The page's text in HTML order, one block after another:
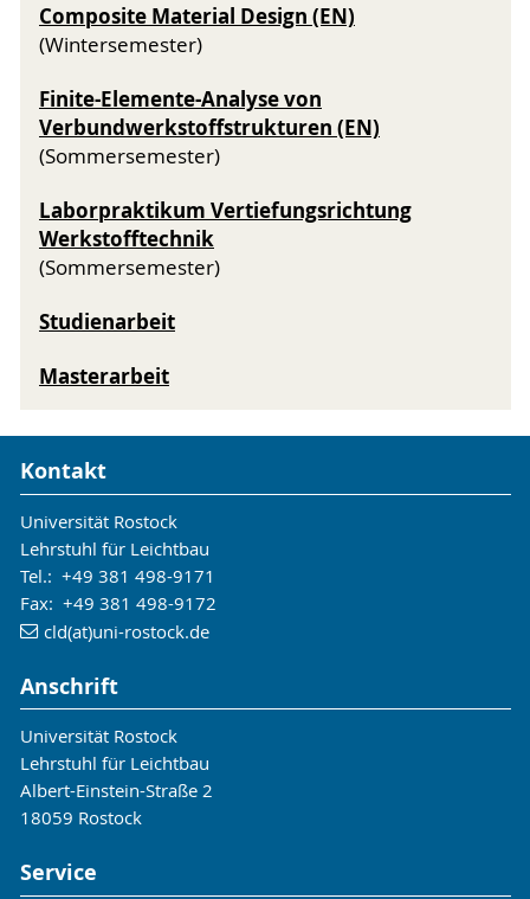
Composite Material Design (EN)
(Wintersemester)
Finite-Elemente-Analyse von
Verbundwerkstoffstrukturen (EN)
(Sommersemester)
Laborpraktikum Vertiefungsrichtung
Werkstofftechnik
(Sommersemester)
Studienarbeit
Masterarbeit
Kontakt
Universität Rostock
Lehrstuhl für Leichtbau
Tel.: +49 381 498-9171
Fax: +49 381 498-9172
cld(at)uni-rostock.de
Anschrift
Universität Rostock
Lehrstuhl für Leichtbau
Albert-Einstein-Straße 2
18059 Rostock
Service